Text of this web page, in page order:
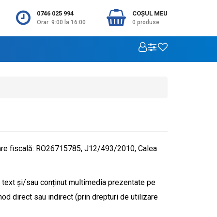
0746 025 994
Orar: 9:00 la 16:00
COŞUL MEU
0 produse
fiscală: RO26715785, J12/493/2010, Calea
și/sau conținut multimedia prezentate pe
direct sau indirect (prin drepturi de utilizare